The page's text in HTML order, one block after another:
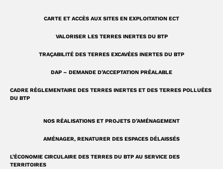
a
m
CARTE ET ACCÈS AUX SITES EN EXPLOITATION ECT
VALORISER LES TERRES INERTES DU BTP
TRAÇABILITÉ DES TERRES EXCAVÉES INERTES DU BTP
DAP – DEMANDE D’ACCEPTATION PRÉALABLE
CADRE RÉGLEMENTAIRE DES TERRES INERTES ET DES TERRES POLLUÉES
DU BTP
NOS RÉALISATIONS ET PROJETS D’AMÉNAGEMENT
AMÉNAGER, RENATURER DES ESPACES DÉLAISSÉS
L’ÉCONOMIE CIRCULAIRE DES TERRES DU BTP AU SERVICE DES
TERRITOIRES